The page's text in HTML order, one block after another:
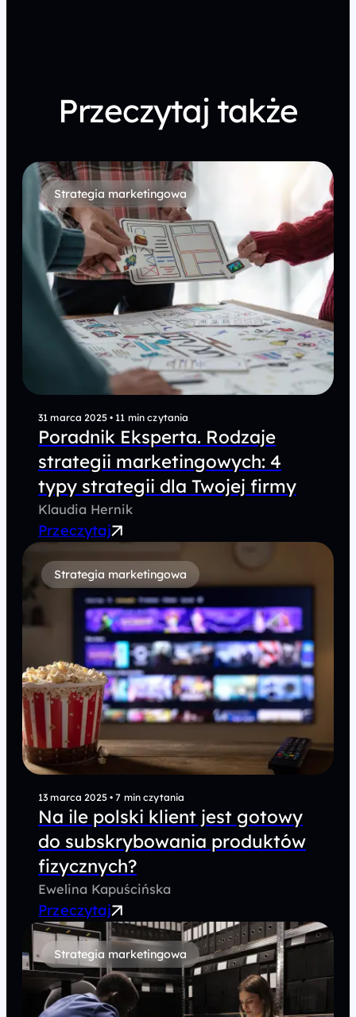
Przeczytaj także
Strategia marketingowa
31 marca 2025 • 11 min czytania
Poradnik Eksperta. Rodzaje
strategii marketingowych: 4
typy strategii dla Twojej firmy
Klaudia Hernik
Przeczytaj
Strategia marketingowa
13 marca 2025 • 7 min czytania
Na ile polski klient jest gotowy
do subskrybowania produktów
fizycznych?
Ewelina Kapuścińska
Przeczytaj
Strategia marketingowa